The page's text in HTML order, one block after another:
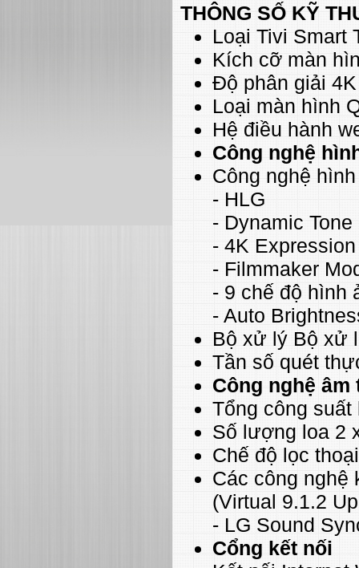
THÔNG SỐ KỸ
Loại Tivi Smart
Kích cỡ màn
Độ phân giải 4K
Loại màn hình
Hệ điều hành
Công nghệ
Công nghệ
- HLG
- Dynamic
- 4K
- Filmmaker
- 9 chế độ hình
- Auto
Bộ xử lý Bộ xử
Tần số quét
Công nghệ âm
Tổng công suất
Số lượng loa 2
Chế độ lọc
Các công nghệ
(Virtual 9.1.2
- LG Sound
Cổng kết nối